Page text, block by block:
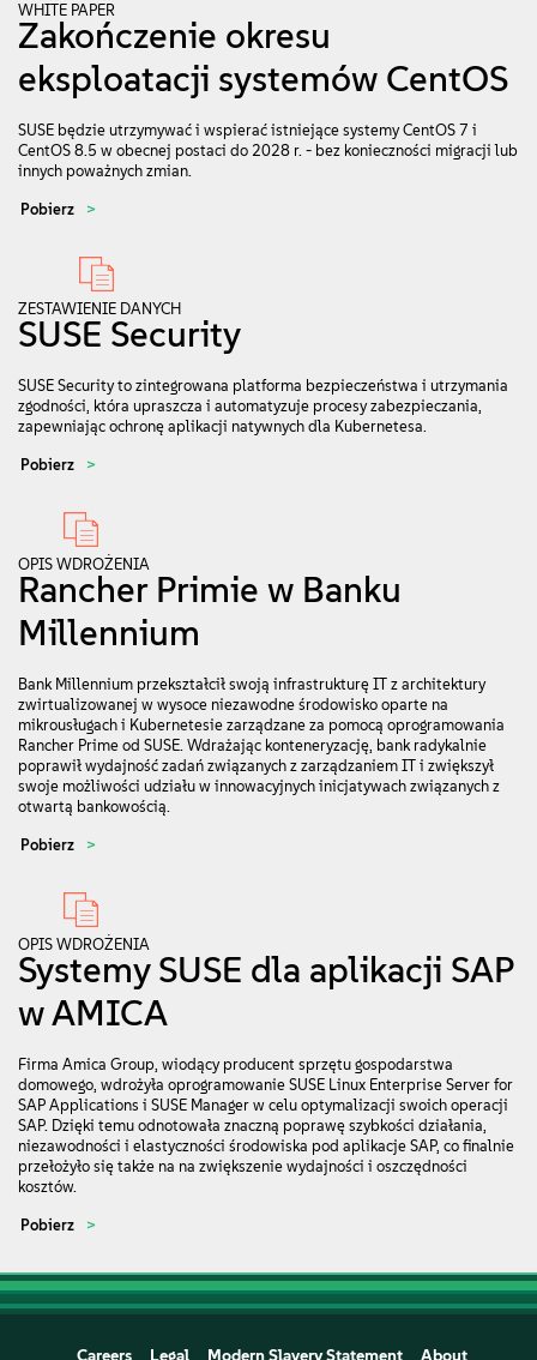
WHITE PAPER
Zakończenie okresu
eksploatacji systemów CentOS
SUSE będzie utrzymywać i wspierać istniejące systemy CentOS 7 i
CentOS 8.5 w obecnej postaci do 2028 r. - bez konieczności migracji lub
innych poważnych zmian.
Pobierz
ZESTAWIENIE DANYCH
SUSE Security
SUSE Security to zintegrowana platforma bezpieczeństwa i utrzymania
zgodności, która upraszcza i automatyzuje procesy zabezpieczania,
zapewniając ochronę aplikacji natywnych dla Kubernetesa.
Pobierz
OPIS WDROŻENIA
Rancher Primie w Banku
Millennium
Bank Millennium przekształcił swoją infrastrukturę IT z architektury
zwirtualizowanej w wysoce niezawodne środowisko oparte na
mikrousługach i Kubernetesie zarządzane za pomocą oprogramowania
Rancher Prime od SUSE. Wdrażając konteneryzację, bank radykalnie
poprawił wydajność zadań związanych z zarządzaniem IT i zwiększył
swoje możliwości udziału w innowacyjnych inicjatywach związanych z
otwartą bankowością.
Pobierz
OPIS WDROŻENIA
Systemy SUSE dla aplikacji SAP
w AMICA
Firma Amica Group, wiodący producent sprzętu gospodarstwa
domowego, wdrożyła oprogramowanie SUSE Linux Enterprise Server for
SAP Applications i SUSE Manager w celu optymalizacji swoich operacji
SAP. Dzięki temu odnotowała znaczną poprawę szybkości działania,
niezawodności i elastyczności środowiska pod aplikacje SAP, co finalnie
przełożyło się także na na zwiększenie wydajności i oszczędności
kosztów.
Pobierz